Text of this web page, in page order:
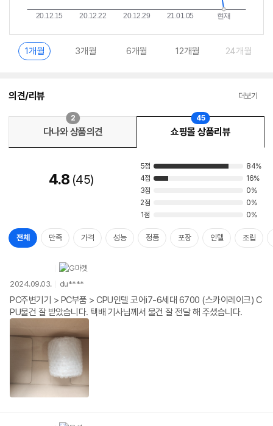
1개월 3개월 6개월 12개월 24개월
의견/리뷰 더보기
다나와 상품의견
2
쇼핑몰 상품리뷰
45
4.8 45
5점
84%
4점
16%
3점
0%
2점
0%
1점
0%
전체 만족 가격 성능 정품 포장 인텔 조립
2024.09.03. du****
PC주변기기 > PC부품 > CPU인텔 코어i7-6세대 6700 (스카이레이크) C
PU물건 잘 받았습니다. 택배 기사님께서 물건 잘 전달 해 주셨습니다.